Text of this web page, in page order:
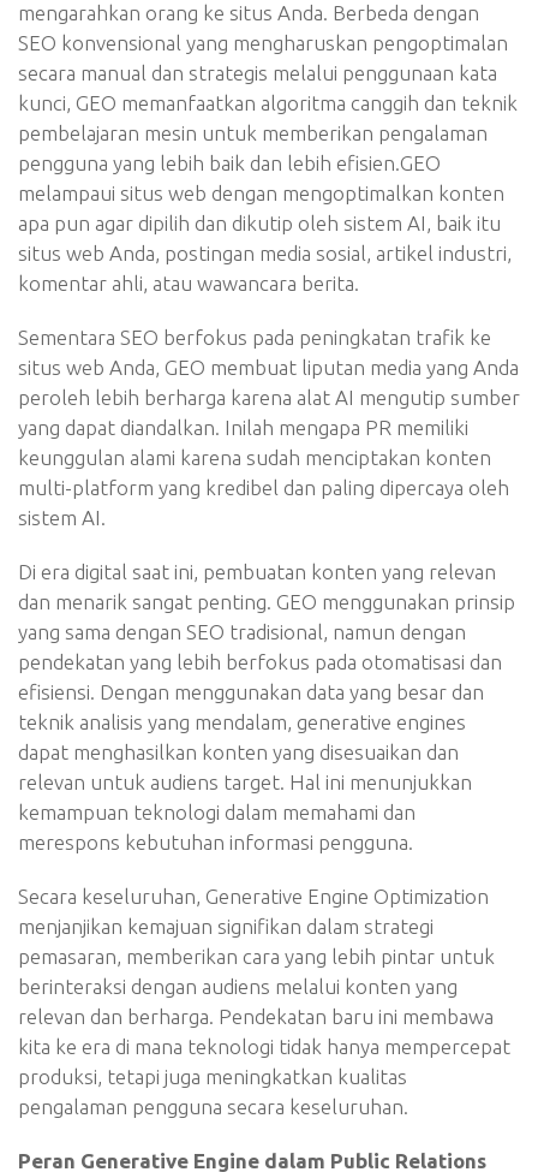
mengarahkan orang ke situs Anda. Berbeda dengan
SEO konvensional yang mengharuskan pengoptimalan
secara manual dan strategis melalui penggunaan kata
kunci, GEO memanfaatkan algoritma canggih dan teknik
pembelajaran mesin untuk memberikan pengalaman
pengguna yang lebih baik dan lebih efisien.GEO
melampaui situs web dengan mengoptimalkan konten
apa pun agar dipilih dan dikutip oleh sistem AI, baik itu
situs web Anda, postingan media sosial, artikel industri,
komentar ahli, atau wawancara berita.
Sementara SEO berfokus pada peningkatan trafik ke
situs web Anda, GEO membuat liputan media yang Anda
peroleh lebih berharga karena alat AI mengutip sumber
yang dapat diandalkan. Inilah mengapa PR memiliki
keunggulan alami karena sudah menciptakan konten
multi-platform yang kredibel dan paling dipercaya oleh
sistem AI.
Di era digital saat ini, pembuatan konten yang relevan
dan menarik sangat penting. GEO menggunakan prinsip
yang sama dengan SEO tradisional, namun dengan
pendekatan yang lebih berfokus pada otomatisasi dan
efisiensi. Dengan menggunakan data yang besar dan
teknik analisis yang mendalam, generative engines
dapat menghasilkan konten yang disesuaikan dan
relevan untuk audiens target. Hal ini menunjukkan
kemampuan teknologi dalam memahami dan
merespons kebutuhan informasi pengguna.
Secara keseluruhan, Generative Engine Optimization
menjanjikan kemajuan signifikan dalam strategi
pemasaran, memberikan cara yang lebih pintar untuk
berinteraksi dengan audiens melalui konten yang
relevan dan berharga. Pendekatan baru ini membawa
kita ke era di mana teknologi tidak hanya mempercepat
produksi, tetapi juga meningkatkan kualitas
pengalaman pengguna secara keseluruhan.
Peran Generative Engine dalam Public Relations